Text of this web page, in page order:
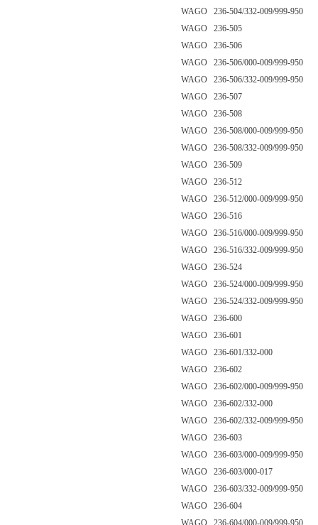
WAGO 236-504/332-009/999-950
WAGO 236-505
WAGO 236-506
WAGO 236-506/000-009/999-950
WAGO 236-506/332-009/999-950
WAGO 236-507
WAGO 236-508
WAGO 236-508/000-009/999-950
WAGO 236-508/332-009/999-950
WAGO 236-509
WAGO 236-512
WAGO 236-512/000-009/999-950
WAGO 236-516
WAGO 236-516/000-009/999-950
WAGO 236-516/332-009/999-950
WAGO 236-524
WAGO 236-524/000-009/999-950
WAGO 236-524/332-009/999-950
WAGO 236-600
WAGO 236-601
WAGO 236-601/332-000
WAGO 236-602
WAGO 236-602/000-009/999-950
WAGO 236-602/332-000
WAGO 236-602/332-009/999-950
WAGO 236-603
WAGO 236-603/000-009/999-950
WAGO 236-603/000-017
WAGO 236-603/332-009/999-950
WAGO 236-604
WAGO 236-604/000-009/999-950